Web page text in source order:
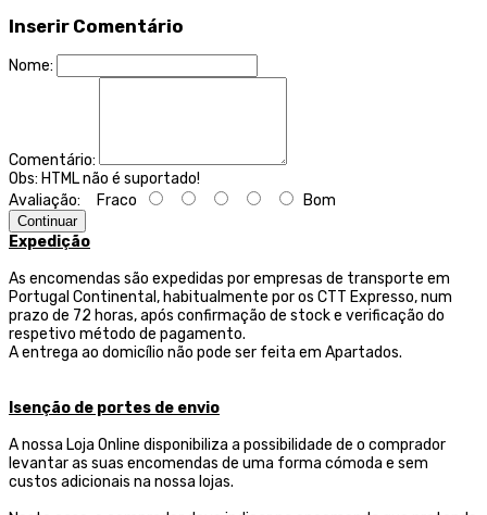
Inserir Comentário
Nome:
Comentário:
Obs: HTML não é suportado!
Avaliação: Fraco Bom
Continuar
Expedição
As encomendas são expedidas por empresas de transporte em
Portugal Continental, habitualmente por os CTT Expresso,num
prazo de 72 horas, após confirmação de stock e verificação do
respetivo método de pagamento.
A entrega ao domicílio não pode ser feita em Apartados.
Isenção de portes de envio
A nossa Loja Online disponibiliza a possibilidade de o comprador
levantar as suas encomendas de uma forma cómoda e sem
custos adicionais na nossa lojas.